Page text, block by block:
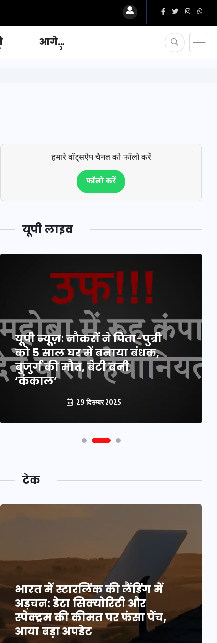
आगे…
हमारे वॉट्सऐप चैनल को फॉलो करें
फॉलो करें
यूपी लाइव
यूपी न्यूज़: नौकरों ने पिता-पुत्री
को 5 साल घर में बनाया बंधक,
बुजुर्ग की मौत, बेटी बनी
‘कंकाल’
29 दिसम्बर 2025
टेक
भारत में स्टारलिंक की लैंडिंग में
अड़चन: डेटा सिक्योरिटी और
स्पेक्ट्रम की कीमत पर फंसा पेंच,
आया बड़ा अपडेट